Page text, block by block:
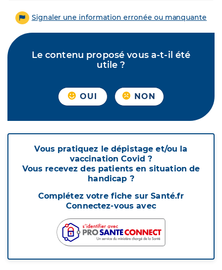
Signaler une information erronée ou manquante
Le contenu proposé vous a-t-il été
utile ?
OUI NON
Vous pratiquez le dépistage et/ou la
vaccination Covid ?
Vous recevez des patients en situation de
handicap ?
Complétez votre fiche sur Santé.fr
Connectez-vous avec